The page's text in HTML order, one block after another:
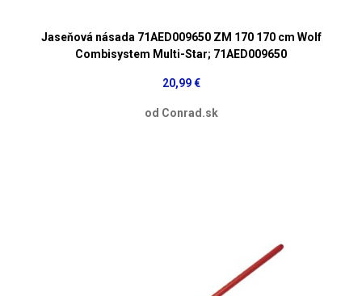
Jaseňová násada 71AED009650 ZM 170 170 cm Wolf
Combisystem Multi-Star; 71AED009650
20,99 €
od Conrad.sk